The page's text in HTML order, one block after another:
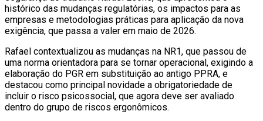
histórico das mudanças regulatórias, os impactos para as
empresas e metodologias práticas para aplicação da nova
exigência, que passa a valer em maio de 2026.
Rafael contextualizou as mudanças na NR1, que passou de
uma norma orientadora para se tornar operacional, exigindo a
elaboração do PGR em substituição ao antigo PPRA, e
destacou como principal novidade a obrigatoriedade de
incluir o risco psicossocial, que agora deve ser avaliado
dentro do grupo de riscos ergonômicos.